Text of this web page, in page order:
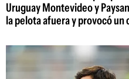
Uruguay Montevideo y
la pelota afuera y provocó un